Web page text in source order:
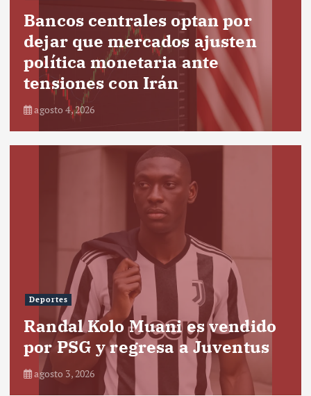
Bancos centrales optan por
dejar que mercados ajusten
política monetaria ante
tensiones con Irán
agosto 4, 2026
Deportes
Randal Kolo Muani es vendido
por PSG y regresa a Juventus
agosto 3, 2026